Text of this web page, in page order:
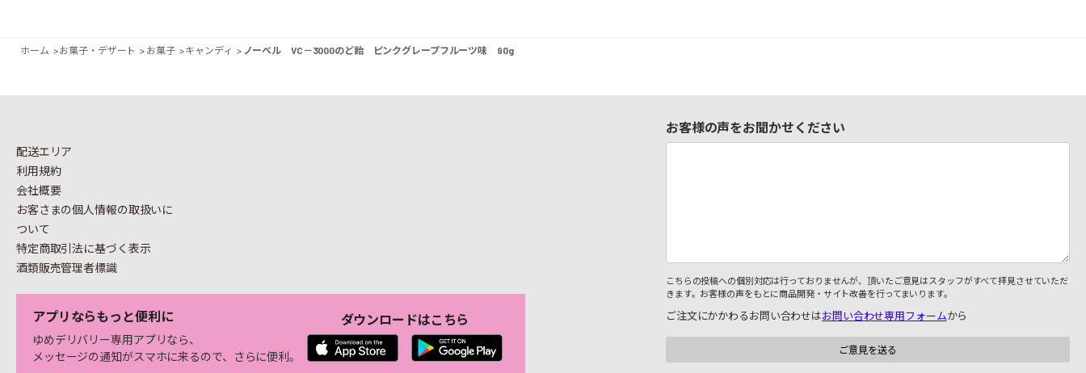
ホーム >お菓子・デザート > お菓子 >キャンディ > ノーベル VC－3000のど飴 ピンクグレープフルーツ味 90g
配送エリア
利用規約
会社概要
お客さまの個人情報の取扱いに
ついて
特定商取引法に基づく表示
酒類販売管理者標識
アプリならもっと便利に
ゆめデリバリー専用アプリなら、
メッセージの通知がスマホに来るので、さらに便利。
ダウンロードはこちら
お客様の声をお聞かせください
こちらの投稿への個別対応は行っておりませんが、頂いたご意見はスタッフがすべて拝見させていただ
きます。お客様の声をもとに商品開発・サイト改善を行ってまいります。
ご注文にかかわるお問い合わせはお問い合わせ専用フォームから